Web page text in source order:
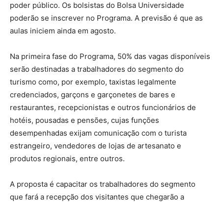
poder público. Os bolsistas do Bolsa Universidade
poderão se inscrever no Programa. A previsão é que as
aulas iniciem ainda em agosto.
Na primeira fase do Programa, 50% das vagas disponíveis
serão destinadas a trabalhadores do segmento do
turismo como, por exemplo, taxistas legalmente
credenciados, garçons e garçonetes de bares e
restaurantes, recepcionistas e outros funcionários de
hotéis, pousadas e pensões, cujas funções
desempenhadas exijam comunicação com o turista
estrangeiro, vendedores de lojas de artesanato e
produtos regionais, entre outros.
A proposta é capacitar os trabalhadores do segmento
que fará a recepção dos visitantes que chegarão a